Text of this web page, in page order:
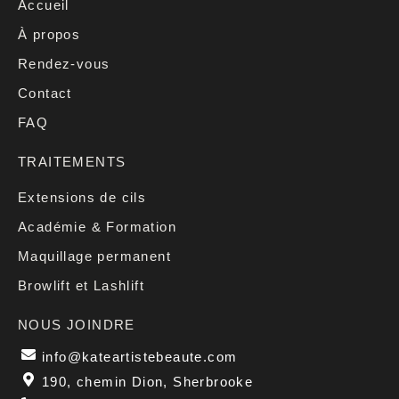
Accueil
À propos
Rendez-vous
Contact
FAQ
TRAITEMENTS
Extensions de cils
Académie & Formation
Maquillage permanent
Browlift et Lashlift
NOUS JOINDRE
info@kateartistebeaute.com
190, chemin Dion, Sherbrooke